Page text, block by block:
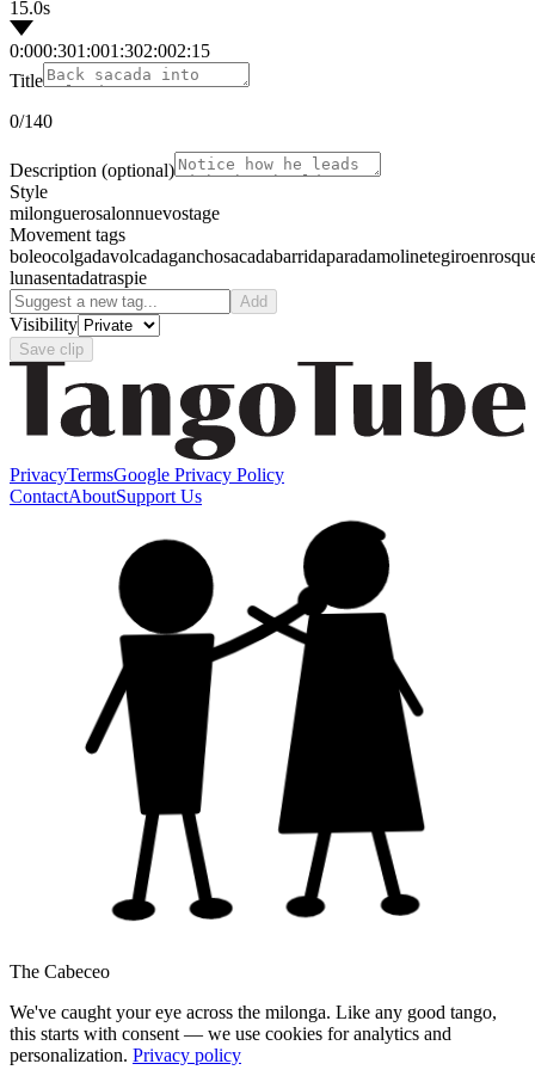
15.0s
0:000:301:001:302:002:15
Title
0/140
Description (optional)
Style
milonguerosalonnuevostage
Movement tags
boleocolgadavolcadaganchosacadabarridaparadamolinetegiro
lunasentadatraspie
Add
Visibility
Save clip
PrivacyTermsGoogle Privacy Policy
ContactAboutSupport Us
The Cabeceo
We've caught your eye across the milonga. Like any good tango,
this starts with consent — we use cookies for analytics and
personalization. Privacy policy